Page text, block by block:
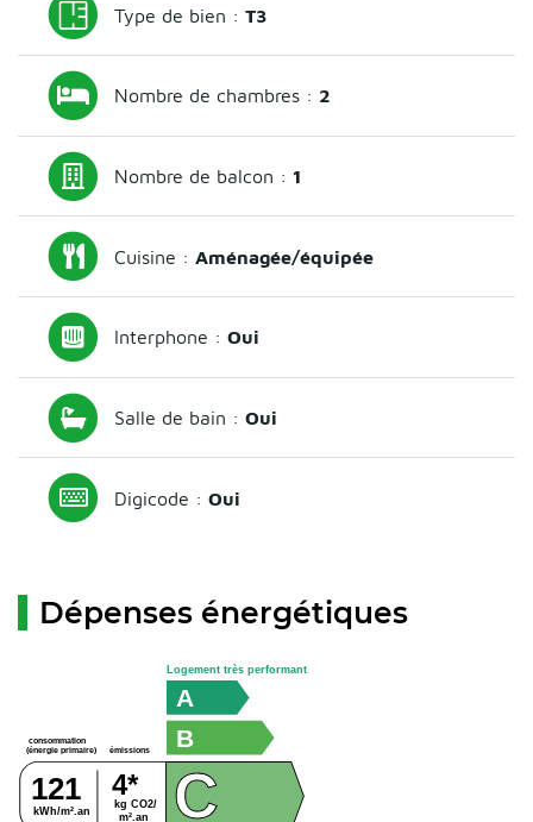
Type de bien :T3
Nombre de chambres : 2
Nombre de balcon : 1
Cuisine :Aménagée/équipée
Interphone :Oui
Salle de bain :Oui
Digicode :Oui
Dépenses énergétiques
consommation
(énergie primaire) émissions
kg CO2/
m².an
kWh/m².an
121 4* C
B
A
Logement très performant